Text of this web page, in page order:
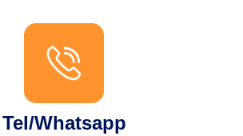
Tel/Whatsapp